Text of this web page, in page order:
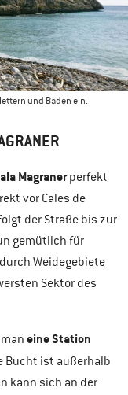
und Baden ein.
Magranerperfekt
vor Cales de
der Straße bis zur
gemütlich für
Weidegebiete
Sektor des
eine Station
Bucht ist außerhalb
kann sich an der